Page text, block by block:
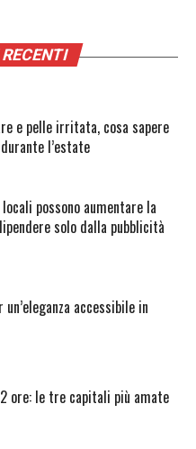
e pelle irritata, cosa sapere
l’estate
possono aumentare la
solo dalla pubblicità
accessibile in
ore: le tre capitali più amate